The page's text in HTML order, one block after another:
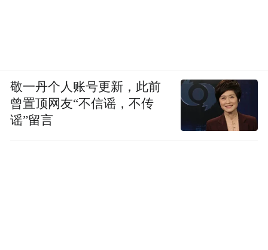
敬一丹个人账号更新，此前
曾置顶网友“不信谣，不传
谣”留言